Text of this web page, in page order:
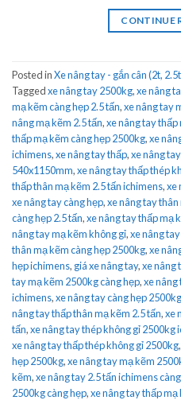
CONTINUE
Posted inXe nâng tay - gắn cân (2t,
Taggedxe nâng tay 2500kg,xe nâng
mạ kẽm càng hẹp 2.5 tấn,xe nâng tay
nâng mạ kẽm 2.5 tấn,xe nâng tay
thấp mạ kẽm càng hẹp 2500kg,xe
ichimens,xe nâng tay thấp,xe nâng
540x1150mm,xe nâng tay thấp thép
thấp thân mạ kẽm 2.5 tấn ichimens,xe
xe nâng tay càng hẹp,xe nâng tay
càng hẹp 2.5 tấn,xe nâng tay thấp mạ
nâng tay mạ kẽm không gỉ,xe nâng
thân mạ kẽm càng hẹp 2500kg,xe
hẹp ichimens, giá xe nâng tay,xe nâng
tay mạ kẽm 2500kg càng hẹp,xe nâng
ichimens,xe nâng tay càng hẹp
nâng tay thấp thân mạ kẽm 2.5 tấn,xe
tấn,xe nâng tay thép không gỉ 2500kg
xe nâng tay thấp thép không gỉ 2500kg,
hẹp 2500kg,xe nâng tay mạ kẽm
kẽm,xe nâng tay 2.5 tấn ichimens
2500kg càng hẹp,xe nâng tay thấp